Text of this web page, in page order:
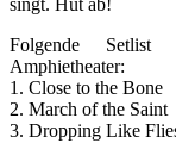
Folgende Setlist
Amphietheater:
1. Close to the Bone
2. March of the Saint
3. Dropping Like